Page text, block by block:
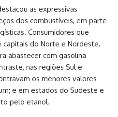
as expressivas
dos combustíveis, em parte
Consumidores que
do Norte e Nordeste,
abastecer com gasolina
nas regiões Sul e
os menores valores
e em estados do Sudeste e
pelo etanol.